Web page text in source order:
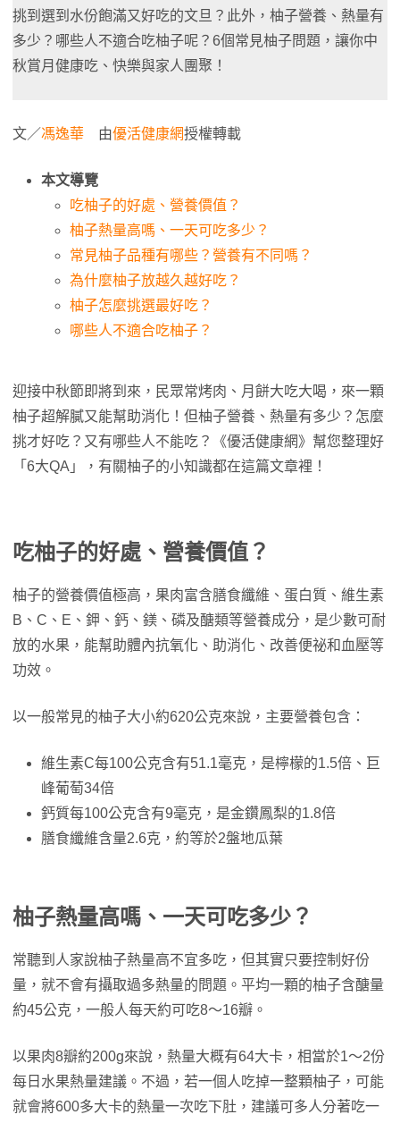
挑到選到水份飽滿又好吃的文旦？此外，柚子營養、熱量有
多少？哪些人不適合吃柚子呢？6個常見柚子問題，讓你中
秋賞月健康吃、快樂與家人團聚！
文／馮逸華 由優活健康網授權轉載
本文導覽
吃柚子的好處、營養價值？
柚子熱量高嗎、一天可吃多少？
常見柚子品種有哪些？營養有不同嗎？
為什麼柚子放越久越好吃？
柚子怎麼挑選最好吃？
哪些人不適合吃柚子？
迎接中秋節即將到來，民眾常烤肉、月餅大吃大喝，來一顆
柚子超解膩又能幫助消化！但柚子營養、熱量有多少？怎麼
挑才好吃？又有哪些人不能吃？《優活健康網》幫您整理好
「6大QA」，有關柚子的小知識都在這篇文章裡！
吃柚子的好處、營養價值？
柚子的營養價值極高，果肉富含膳食纖維、蛋白質、維生素
B、C、E、鉀、鈣、鎂、磷及醣類等營養成分，是少數可耐
放的水果，能幫助體內抗氧化、助消化、改善便祕和血壓等
功效。
以一般常見的柚子大小約620公克來說，主要營養包含：
維生素C每100公克含有51.1毫克，是檸檬的1.5倍、巨
峰葡萄34倍
鈣質每100公克含有9毫克，是金鑽鳳梨的1.8倍
膳食纖維含量2.6克，約等於2盤地瓜葉
柚子熱量高嗎、一天可吃多少？
常聽到人家說柚子熱量高不宜多吃，但其實只要控制好份
量，就不會有攝取過多熱量的問題。平均一顆的柚子含醣量
約45公克，一般人每天約可吃8～16瓣。
以果肉8瓣約200g來說，熱量大概有64大卡，相當於1～2份
每日水果熱量建議。不過，若一個人吃掉一整顆柚子，可能
就會將600多大卡的熱量一次吃下肚，建議可多人分著吃一